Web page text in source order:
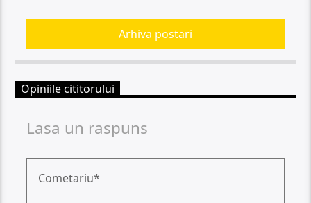
Arhiva postari
Opiniile cititorului
Lasa un raspuns